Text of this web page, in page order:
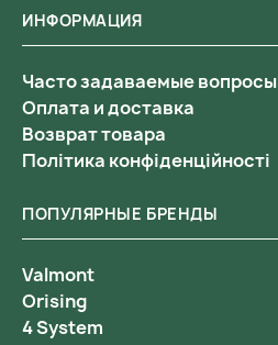
ИНФОРМАЦИЯ
Часто задаваемые вопросы
Оплата и доставка
Возврат товара
Політика конфіденційності
ПОПУЛЯРНЫЕ БРЕНДЫ
Valmont
Orising
4 System